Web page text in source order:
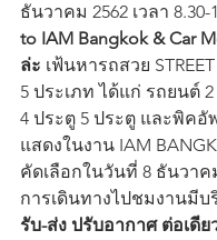
ธันวาคม 2562 เวลา 8.30-
to IAM Bangkok & Car
ล่ะ เฟ้นหารถสวย
5 ประเภท ได้แก่ รถยนต์
4 ประตู 5 ประตู และพิคอั
แสดงในงาน IAM
คัดเลือกในวันที่ 8 ธันวาค
การเดินทางไปชมงานมีบ
รับ-ส่ง ปรับอากาศ ต่อเดีย